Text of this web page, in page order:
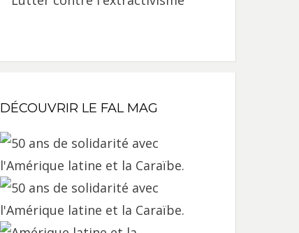
DÉCOUVRIR LE FAL MAG